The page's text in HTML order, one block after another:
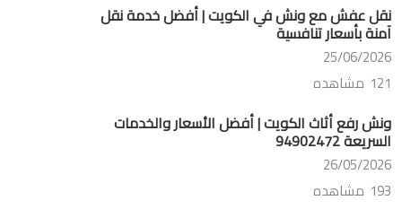
نقل عفش مع ونش في الكويت | أفضل خدمة نقل
آمنة بأسعار تنافسية
25/06/2026
121 مشاهده
ونش رفع أثاث الكويت | أفضل الأسعار والخدمات
السريعة 94902472
26/05/2026
193 مشاهده